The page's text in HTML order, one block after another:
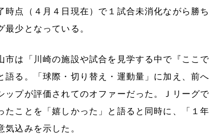
点（４月４日現在）で１試合未消化ながら勝ち
少となっている。
は「川崎の施設や試合を見学する中で『ここで
る。「球際・切り替え・運動量」に加え、前へ
ップが評価されてのオファーだった。Ｊリーグで
たことを「嬉しかった」と語ると同時に、「１年
込みを示した。